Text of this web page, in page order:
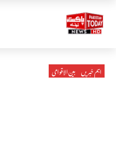
اہم خبریں بین الاقوامی